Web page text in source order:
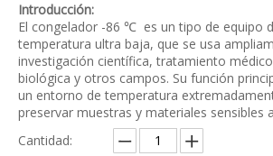
Introducción:
El congelador -86 ℃ ‌ es un tipo de equipo
temperatura ultra baja, que se usa
investigación científica, tratamiento
biológica y otros campos. Su función
un entorno de temperatura
preservar muestras y materiales sensibles
Cantidad: